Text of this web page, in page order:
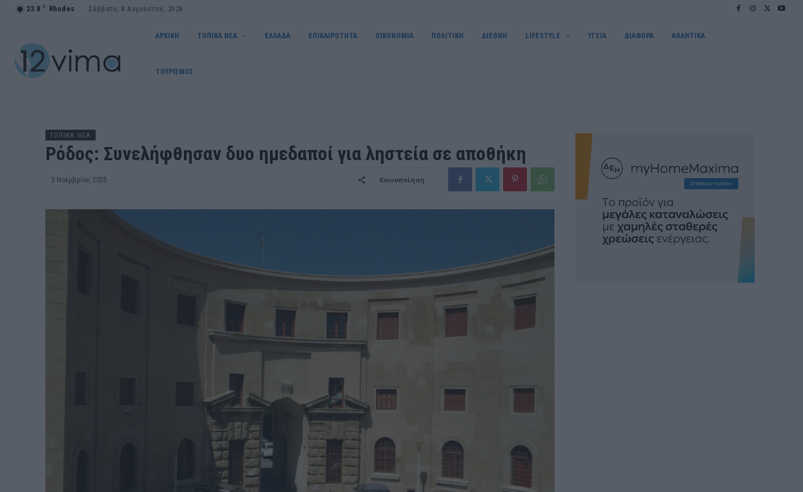
23.8 C Rhodes Σάββατο, 8 Αυγούστου, 2026
ΑΡΧΙΚΗ ΤΟΠΙΚΑ ΝΕΑ ΕΛΛΑΔΑ ΕΠΙΚΑΙΡΟΤΗΤΑ OIKONOMIA ΠΟΛΙΤΙΚΗ ΔΙΕΘΝΗ LIFESTYLE ΥΓΕΙΑ ΔΙΑΦΟΡΑ ΑΘΛΗΤΙΚΑ
ΤΟΥΡΙΣΜΟΣ
ΤΟΠΙΚΑ ΝΕΑ
Ρόδος: Συνελήφθησαν δυο ημεδαποί για ληστεία σε αποθήκη
3 Νοεμβρίου, 2025 Κοινοποίηση